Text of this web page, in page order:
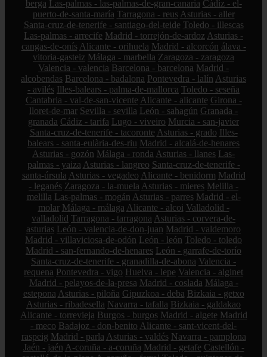
berga Las-palmas - las-palmas-de-gran-canaria Cádiz - el-
puerto-de-santa-maría Tarragona - reus Asturias - aller
Santa-cruz-de-tenerife - santiago-del-teide Toledo - illescas
Las-palmas - arrecife Madrid - torrejón-de-ardoz Asturias -
cangas-de-onís Alicante - orihuela Madrid - alcorcón álava -
vitoria-gasteiz Málaga - marbella Zaragoza - zaragoza
Valencia - valencia Barcelona - barcelona Madrid -
alcobendas Barcelona - badalona Pontevedra - lalín Asturias
- avilés Illes-balears - palma-de-mallorca Toledo - seseña
Cantabria - val-de-san-vicente Alicante - alicante Girona -
lloret-de-mar Sevilla - sevilla León - sahagún Granada -
granada Cádiz - tarifa Lugo - viveiro Murcia - san-javier
Santa-cruz-de-tenerife - tacoronte Asturias - grado Illes-
balears - santa-eulària-des-riu Madrid - alcalá-de-henares
Asturias - gozón Málaga - ronda Asturias - llanes Las-
palmas - yaiza Asturias - langreo Santa-cruz-de-tenerife -
santa-úrsula Asturias - vegadeo Alicante - benidorm Madrid
- leganés Zaragoza - la-muela Asturias - mieres Melilla -
melilla Las-palmas - mogán Asturias - parres Madrid - el-
molar Málaga - málaga Alicante - alcoi Valladolid -
valladolid Tarragona - tarragona Asturias - corvera-de-
asturias León - valencia-de-don-juan Madrid - valdemoro
Madrid - villaviciosa-de-odón León - león Toledo - toledo
Madrid - san-fernando-de-henares León - garrafe-de-torío
Santa-cruz-de-tenerife - granadilla-de-abona Valencia -
requena Pontevedra - vigo Huelva - lepe Valencia - alginet
Madrid - pelayos-de-la-presa Madrid - coslada Málaga -
estepona Asturias - piloña Gipuzkoa - deba Bizkaia - getxo
Asturias - ribadesella Navarra - tafalla Bizkaia - galdakao
Alicante - torrevieja Burgos - burgos Madrid - algete Madrid
- meco Badajoz - don-benito Alicante - sant-vicent-del-
raspeig Madrid - parla Asturias - valdés Navarra - pamplona
Jaén - jaén A-coruña - a-coruña Madrid - getafe Castellón -